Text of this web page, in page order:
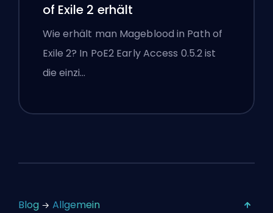
of Exile 2 erhält
Wie erhält man Mageblood in Path of
Exile 2? In PoE2 Early Access 0.5.2 ist
die einzi…
Blog Allgemein